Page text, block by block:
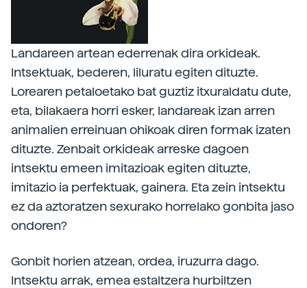
Landareen artean ederrenak dira orkideak.
Intsektuak, bederen, liluratu egiten dituzte.
Lorearen petaloetako bat guztiz itxuraldatu dute,
eta, bilakaera horri esker, landareak izan arren
animalien erreinuan ohikoak diren formak izaten
dituzte. Zenbait orkideak arreske dagoen
intsektu emeen imitazioak egiten dituzte,
imitazio ia perfektuak, gainera. Eta zein intsektu
ez da aztoratzen sexurako horrelako gonbita jaso
ondoren?
Gonbit horien atzean, ordea, iruzurra dago.
Intsektu arrak, emea estaltzera hurbiltzen